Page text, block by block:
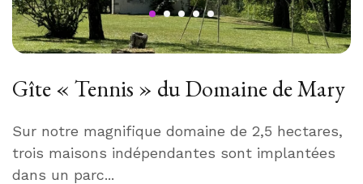
Gîte « Tennis » du Domaine de Mary
Sur notre magnifique domaine de 2,5 hectares,
trois maisons indépendantes sont implantées
dans un parc...